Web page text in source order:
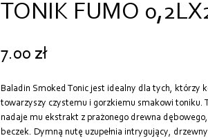
TONIK FUMO
7.00 zł
Baladin Smoked Tonic jest idealny dla tych, którzy
towarzyszy czystemu i gorzkiemu smakowi toniku.
nadaje mu ekstrakt z prażonego drewna
beczek. Dymną nutę uzupełnia intrygujący,